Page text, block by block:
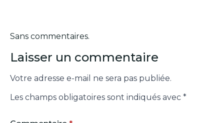
Sans commentaires.
Laisser un commentaire
Votre adresse e-mail ne sera pas publiée.
Les champs obligatoires sont indiqués avec *